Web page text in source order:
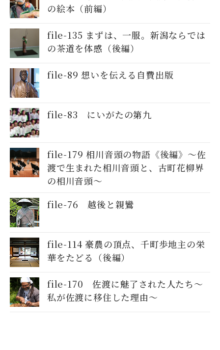
の絵本（前編）
file-135 まずは、一服。新潟ならでは
の茶道を体感（後編）
file-89 想いを伝える自費出版
file-83 にいがたの第九
file-179 相川音頭の物語《後編》〜佐
渡で生まれた相川音頭と、古町花柳界
の相川音頭〜
file-76 越後と親鸞
file-114 豪農の頂点、千町歩地主の栄
華をたどる（後編）
file-170 佐渡に魅了された人たち～
私が佐渡に移住した理由〜